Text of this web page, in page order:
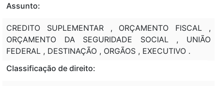
Assunto:
CREDITO SUPLEMENTAR , ORÇAMENTO FISCAL ,
ORÇAMENTO DA SEGURIDADE SOCIAL , UNIÃO
FEDERAL , DESTINAÇÃO , ORGÃOS , EXECUTIVO .
Classificação de direito: